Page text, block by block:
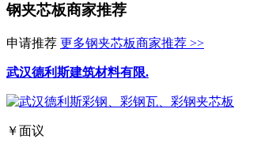
钢夹芯板商家推荐
申请推荐 更多钢夹芯板商家推荐 >>
武汉德利斯建筑材料有限.
￥面议